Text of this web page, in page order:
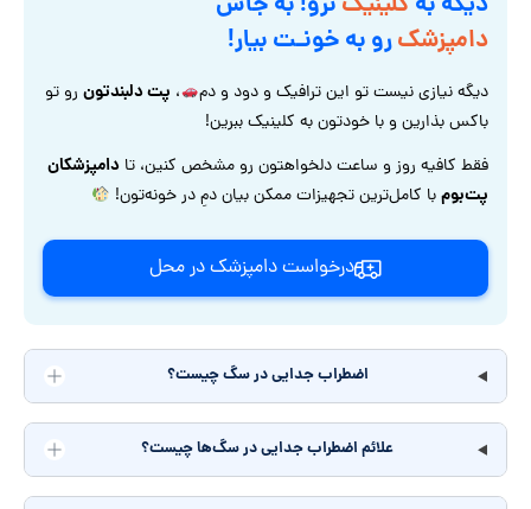
دامپزشکرو به خونـت بیار!
دیگه نیازی نیست تو این ترافیک و دود و دم ، پت دلبندتونرو تو
باکس بذارین و با خودتون به کلینیک ببرین!
فقط کافیه روز و ساعت دلخواهتون رو مشخص کنین، تا دامپزشکان
پت‌بومبا کامل‌ترین تجهیزات ممکن بیان دمِ در خونه‌تون!
درخواست دامپزشک در محل
اضطراب جدایی در سگ چیست؟
علائم اضطراب جدایی در سگ‌ها چیست؟